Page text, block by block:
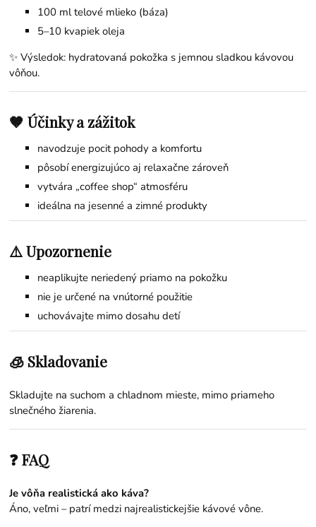
100 ml telové mlieko (báza)
5–10 kvapiek oleja
✨ Výsledok: hydratovaná pokožka s jemnou sladkou kávovou
vôňou.
🤎 Účinky a zážitok
navodzuje pocit pohody a komfortu
pôsobí energizujúco aj relaxačne zároveň
vytvára „coffee shop“ atmosféru
ideálna na jesenné a zimné produkty
⚠️ Upozornenie
neaplikujte neriedený priamo na pokožku
nie je určené na vnútorné použitie
uchovávajte mimo dosahu detí
🧊 Skladovanie
Skladujte na suchom a chladnom mieste, mimo priameho
slnečného žiarenia.
❓ FAQ
Je vôňa realistická ako káva?
Áno, veľmi – patrí medzi najrealistickejšie kávové vône.